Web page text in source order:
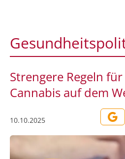
Strengere Regeln
Cannabis auf dem
10.10.2025